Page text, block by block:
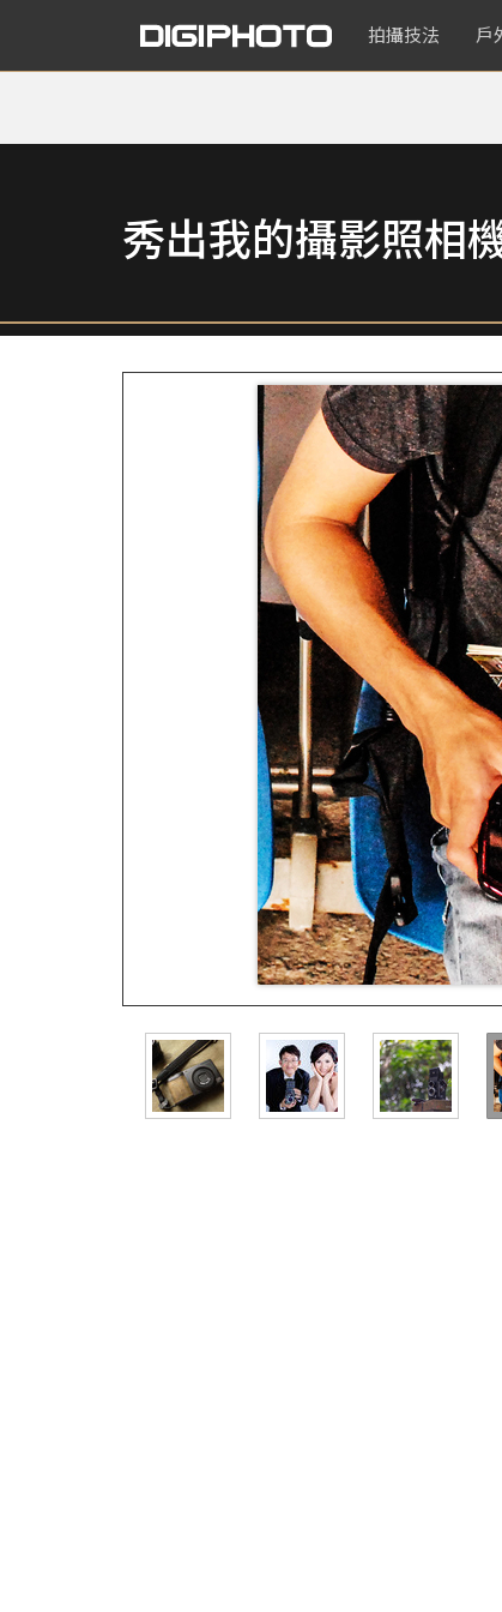
拍攝技法 戶
秀出我的攝影照相